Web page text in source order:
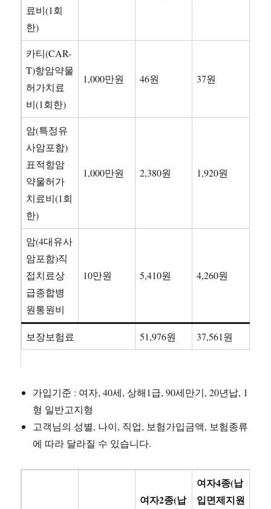
료비(1회
한)
카티(CAR-
T)항암약물
허가치료
비(1회한)
1,000만원 46원 37원
암(특정유
사암포함)
표적항암
약물허가
치료비(1회
한)
1,000만원 2,380원 1,920원
암(4대유사
암포함)직
접치료상
급종합병
원통원비
10만원 5,410원 4,260원
보장보험료 51,976원 37,561원
가입기준 : 여자, 40세, 상해1급, 90세만기, 20년납, 1
형 일반고지형
고객님의 성별, 나이, 직업, 보험가입금액, 보험종류
에 따라 달라질 수 있습니다.
여자2종(납
여자4종(납
입면제지원